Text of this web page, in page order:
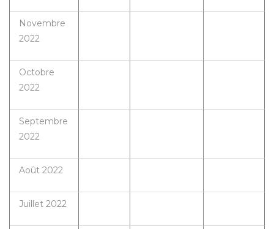
Novembre
2022
Octobre
2022
Septembre
2022
Août 2022
Juillet 2022